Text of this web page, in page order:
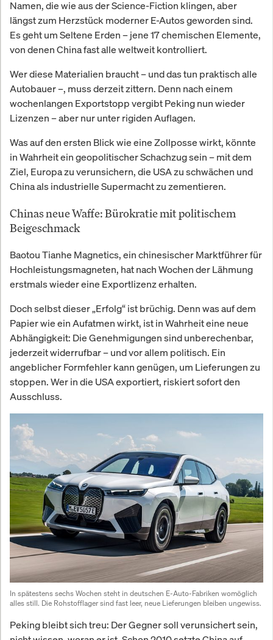
Namen, die wie aus der Science-Fiction klingen, aber
längst zum Herzstück moderner E-Autos geworden sind.
Es geht um Seltene Erden – jene 17 chemischen Elemente,
von denen China fast alle weltweit kontrolliert.
Wer diese Materialien braucht – und das tun praktisch alle
Autobauer –, muss derzeit zittern. Denn nach einem
wochenlangen Exportstopp vergibt Peking nun wieder
Lizenzen – aber nur unter rigiden Auflagen.
Was auf den ersten Blick wie eine Zollposse wirkt, könnte
in Wahrheit ein geopolitischer Schachzug sein – mit dem
Ziel, Europa zu verunsichern, die USA zu schwächen und
China als industrielle Supermacht zu zementieren.
Chinas neue Waffe: Bürokratie mit politischem
Beigeschmack
Baotou Tianhe Magnetics, ein chinesischer Marktführer für
Hochleistungsmagneten, hat nach Wochen der Lähmung
erstmals wieder eine Exportlizenz erhalten.
Doch selbst dieser „Erfolg“ ist brüchig. Denn was auf dem
Papier wie ein Aufatmen wirkt, ist in Wahrheit eine neue
Abhängigkeit: Die Genehmigungen sind unberechenbar,
jederzeit widerrufbar – und vor allem politisch. Ein
angeblicher Formfehler kann genügen, um Lieferungen zu
stoppen. Wer in die USA exportiert, riskiert sofort den
Ausschluss.
In spätestens sechs Wochen steht in deutschen E-Auto-Fabriken womöglich
alles still. Die Rohstofflager sind fast leer, neue Lieferungen bleiben ungewiss.
Peking bleibt sich treu: Der Gegner soll verunsichert sein,